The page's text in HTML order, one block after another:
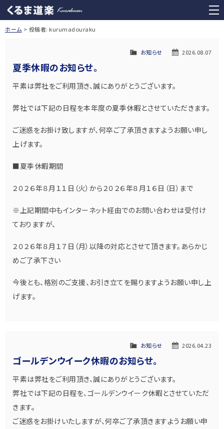
ホーム 投稿者: kurumadouraku
2026.08.07
お知らせ
夏季休暇のお知らせ。
平素は弊社をご利用頂き、誠にありがとうございます。
弊社では下記の日程を本年度の夏季休暇とさせていただきます。
ご迷惑をお掛け致しますが、何卒ご了承頂きますようお願い申し
上げます。
■夏季休暇期間
２０２６年８月１１日（火）から２０２６年８月１６日（日）まで
※上記期間中もインターネット経由でのお問い合わせは受付け
ておりますが、
２０２６年８月１７日（月）以降の対応とさせて頂きます。あらかじ
めご了承下さい
今後とも、格別のご支援、お引き立てを賜りますようお願い申し上
げます。
2026.04.23
お知らせ
ゴールデンウイーク休暇のお知らせ。
平素は弊社をご利用頂き、誠にありがとうございます。
弊社では下記の日程を、ゴールデンウイーク休暇とさせていただ
きます。
ご迷惑をお掛けいたしますが、何卒ご了承頂きますようお願い申